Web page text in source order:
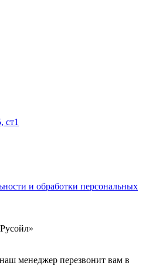
ст1
и обработки персональных
менеджер перезвонит вам в